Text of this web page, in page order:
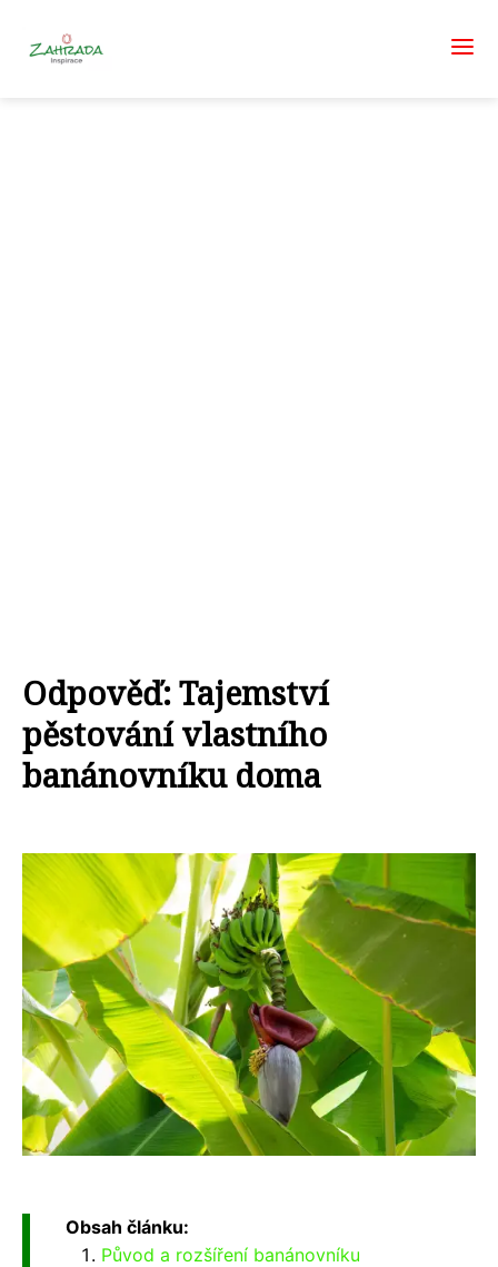
Odpověď: Tajemství
pěstování vlastního
banánovníku doma
Obsah článku:
Původ a rozšíření banánovníku